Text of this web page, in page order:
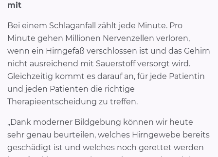
mit
Bei einem Schlaganfall zählt jede Minute. Pro
Minute gehen Millionen Nervenzellen verloren,
wenn ein Hirngefäß verschlossen ist und das Gehirn
nicht ausreichend mit Sauerstoff versorgt wird.
Gleichzeitig kommt es darauf an, für jede Patientin
und jeden Patienten die richtige
Therapieentscheidung zu treffen.
„Dank moderner Bildgebung können wir heute
sehr genau beurteilen, welches Hirngewebe bereits
geschädigt ist und welches noch gerettet werden